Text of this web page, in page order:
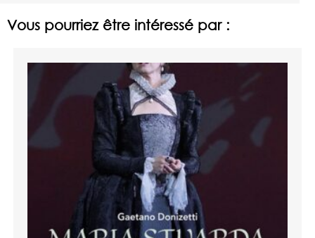
Vous pourriez être intéressé par :